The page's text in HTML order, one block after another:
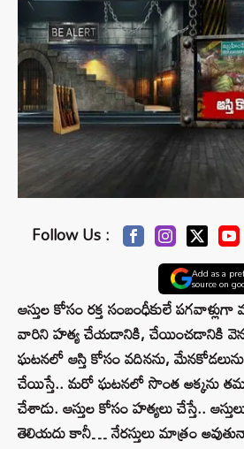
Follow Us :
Add as a
source on
ఆస్తుల కోసం రక్త సంబంధీకులే
వారిని హత్య చేయడానికి, చేయించడానికి
ఘటనలో ఆస్తి కోసం వదినను,
చేయిస్తే.. మరో ఘటనలో సొంత అక్కను
చేశాడు. ఆస్తుల కోసం హత్యలు చేస్తే..
తెలియదు కానీ… నేరస్తులు మాత్రం